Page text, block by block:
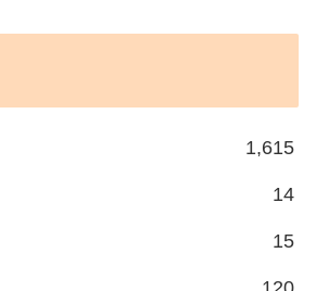
1,615
14
15